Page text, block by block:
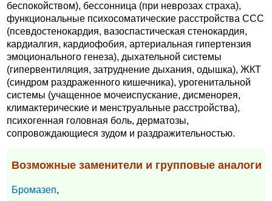
беспокойством), бессонница (при неврозах страха),
функциональные психосоматические расстройства ССС
(псевдостенокардия, вазоспастическая стенокардия,
кардиалгия, кардиофобия, артериальная гипертензия
эмоционального генеза), дыхательной системы
(гипервентиляция, затруднение дыхания, одышка), ЖКТ
(синдром раздраженного кишечника), урогенитальной
системы (учащенное мочеиспускание, дисменорея,
климактерические и менструальные расстройства),
психогенная головная боль, дерматозы,
сопровождающиеся зудом и раздражительностью.
Возможные заменители и групповые аналоги
Бромазеп,